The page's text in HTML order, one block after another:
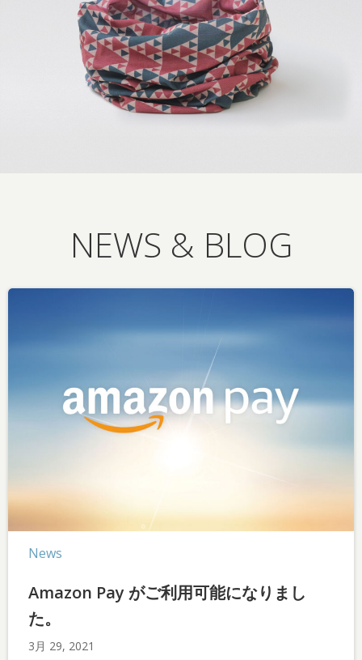
NEWS & BLOG
News
Amazon Pay がご利用可能になりまし
た。
3月 29, 2021